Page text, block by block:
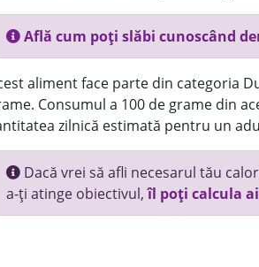
Află cum poți slăbi cunoscând
aliment face parte din categoria
Consumul a 100 de grame din
zilnică estimată pentru un
Dacă vrei să afli necesarul tău
a-ți atinge obiectivul,îl poți calcula